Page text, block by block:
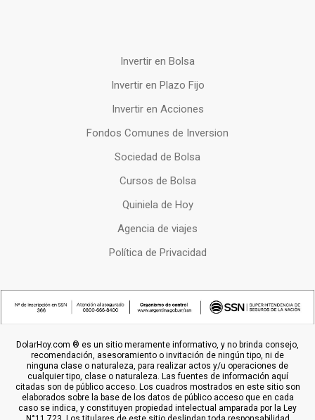
Invertir en Bolsa
Invertir en Plazo Fijo
Invertir en Acciones
Fondos Comunes de Inversion
Sociedad de Bolsa
Cursos de Bolsa
Quiniela de Hoy
Agencia de viajes
Política de Privacidad
DolarHoy.com ® es un sitio meramente informativo, y no brinda consejo,
recomendación, asesoramiento o invitación de ningún tipo, ni de
ninguna clase o naturaleza, para realizar actos y/u operaciones de
cualquier tipo, clase o naturaleza. Las fuentes de información aquí
citadas son de público acceso. Los cuadros mostrados en este sitio son
elaborados sobre la base de los datos de público acceso que en cada
caso se indica, y constituyen propiedad intelectual amparada por la Ley